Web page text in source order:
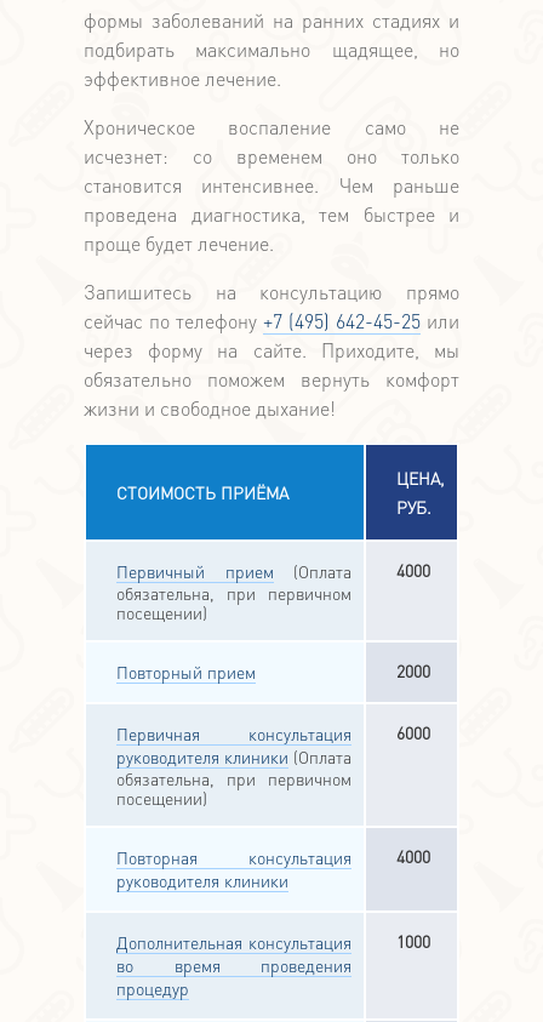
формы заболеваний на ранних стадиях и
подбирать максимально щадящее, но
эффективное лечение.
Хроническое воспаление само не
исчезнет: со временем оно только
становится интенсивнее. Чем раньше
проведена диагностика, тем быстрее и
проще будет лечение.
Запишитесь на консультацию прямо
сейчас по телефону +7 (495) 642-45-25 или
через форму на сайте. Приходите, мы
обязательно поможем вернуть комфорт
жизни и свободное дыхание!
СТОИМОСТЬ ПРИЁМА
ЦЕНА,
РУБ.
Первичный прием (Оплата
обязательна, при первичном
посещении)
4000
Повторный прием 2000
Первичная консультация
руководителя клиники (Оплата
обязательна, при первичном
посещении)
6000
Повторная консультация
руководителя клиники
4000
Дополнительная консультация
во время проведения
процедур
1000